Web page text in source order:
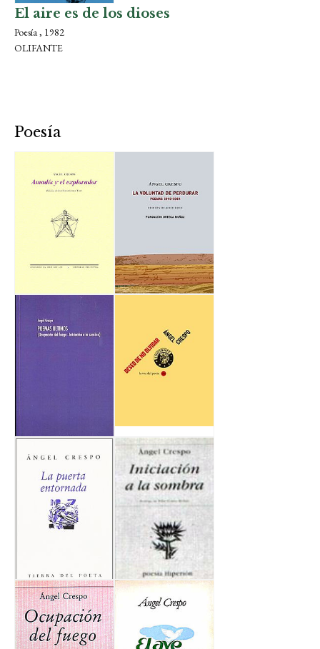
El aire es de los dioses
Poesía , 1982
OLIFANTE
Poesía